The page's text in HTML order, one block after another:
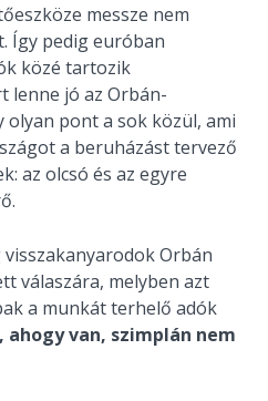
messze nem
Így pedig euróban
közé tartozik
lenne jó az Orbán-
olyan pont a sok közül, ami
a beruházást tervező
az olcsó és az egyre
Orbán
válaszára, melyben azt
a munkát terhelő adók
ahogy van, szimplán nem